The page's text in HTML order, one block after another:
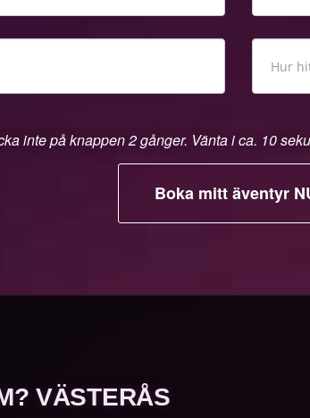
inte på knappen 2 gånger. Vänta i ca. 10
VÄSTERÅS